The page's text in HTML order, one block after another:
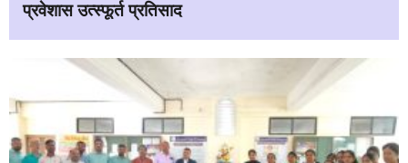
प्रवेशास उत्स्फूर्त प्रतिसाद